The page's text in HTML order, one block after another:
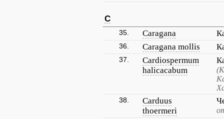
C
35. Caragana
36. Caragana mollis
37.
Cardiospermum
halicacabum
38.
Carduus
thoermeri